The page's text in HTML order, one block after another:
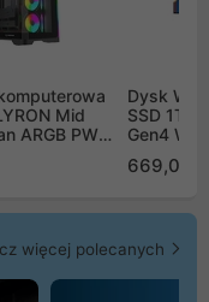
Mid
ARGB PWM
Dysk WD
SSD 1TB
Gen4
669,00
więcej polecanych